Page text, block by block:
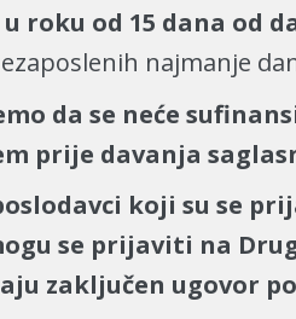
roku od 15 dana od
najmanje
da se neće
prije davanja
koji su se
se prijaviti na
zaključen ugovor